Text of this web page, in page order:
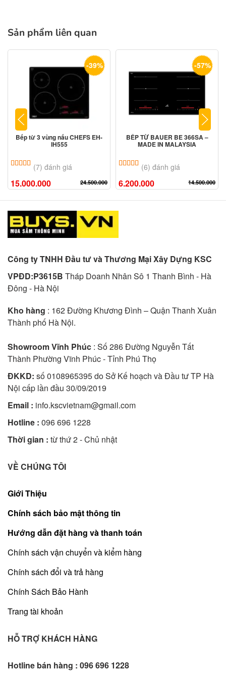
Sản phẩm liên quan
-39%
Bếp từ 3 vùng nấu CHEFS EH-
IH555
5.00 trên 5 dựa trên
(7) đánh giá
15.000.000 24.500.000
-57%
BẾP TỪ BAUER BE 366SA –
MADE IN MALAYSIA
5.00 trên 5 dựa trên
(6) đánh giá
6.200.000 14.500.000
Công ty TNHH Đầu tư và Thương Mại Xây Dựng KSC
VPĐD:P3615B Tháp Doanh Nhân Sô 1 Thanh Bình - Hà
Đông - Hà Nội
Kho hàng : 162 Đường Khương Đình – Quận Thanh Xuân
Thành phố Hà Nội.
Showroom Vĩnh Phúc : Số 286 Đường Nguyễn Tất
Thành Phường Vĩnh Phúc - Tỉnh Phú Thọ
ĐKKD: số 0108965395 do Sở Kế hoạch và Đầu tư TP Hà
Nội cấp lần đầu 30/09/2019
Email : info.kscvietnam@gmail.com
Hotline : 096 696 1228
Thời gian : từ thứ 2 - Chủ nhật
VỀ CHÚNG TÔI
Giới Thiệu
Chính sách bảo mật thông tin
Hướng dẫn đặt hàng và thanh toán
Chính sách vận chuyển và kiểm hàng
Chính sách đổi và trả hàng
Chính Sách Bảo Hành
Trang tài khoản
HỖ TRỢ KHÁCH HÀNG
Hotline bán hàng : 096 696 1228